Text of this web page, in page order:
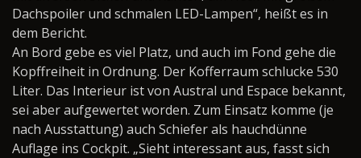
Dachspoiler und schmalen LED-Lampen“, heißt es in
dem Bericht.
An Bord gebe es viel Platz, und auch im Fond gehe die
Kopffreiheit in Ordnung. Der Kofferraum schlucke 530
Liter. Das Interieur ist von Austral und Espace bekannt,
sei aber aufgewertet worden. Zum Einsatz komme (je
nach Ausstattung) auch Schiefer als hauchdünne
Auflage ins Cockpit. „Sieht interessant aus, fasst sich